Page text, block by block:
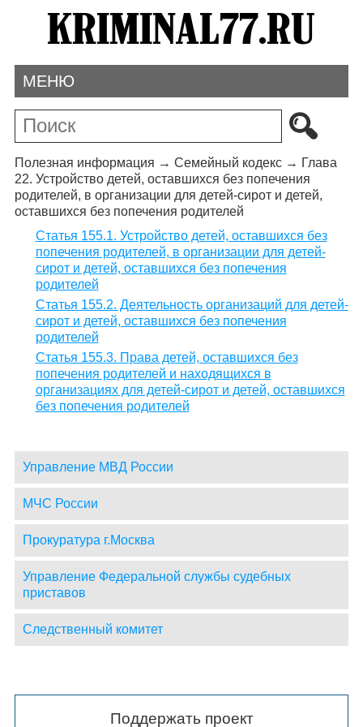
МЕНЮ
Полезная информация → Семейный кодекс→ Глава
22. Устройство детей, оставшихся без попечения
родителей, в организации для детей-сирот и детей,
оставшихся без попечения родителей
Статья 155.1. Устройство детей, оставшихся без
попечения родителей, в организации для детей-
сирот и детей, оставшихся без попечения
родителей
Статья 155.2. Деятельность организаций для детей-
сирот и детей, оставшихся без попечения
родителей
Статья 155.3. Права детей, оставшихся без
попечения родителей и находящихся в
организациях для детей-сирот и детей, оставшихся
без попечения родителей
Управление МВД России
МЧС России
Прокуратура г.Москва
Управление Федеральной службы судебных
приставов
Следственный комитет
Поддержать проект